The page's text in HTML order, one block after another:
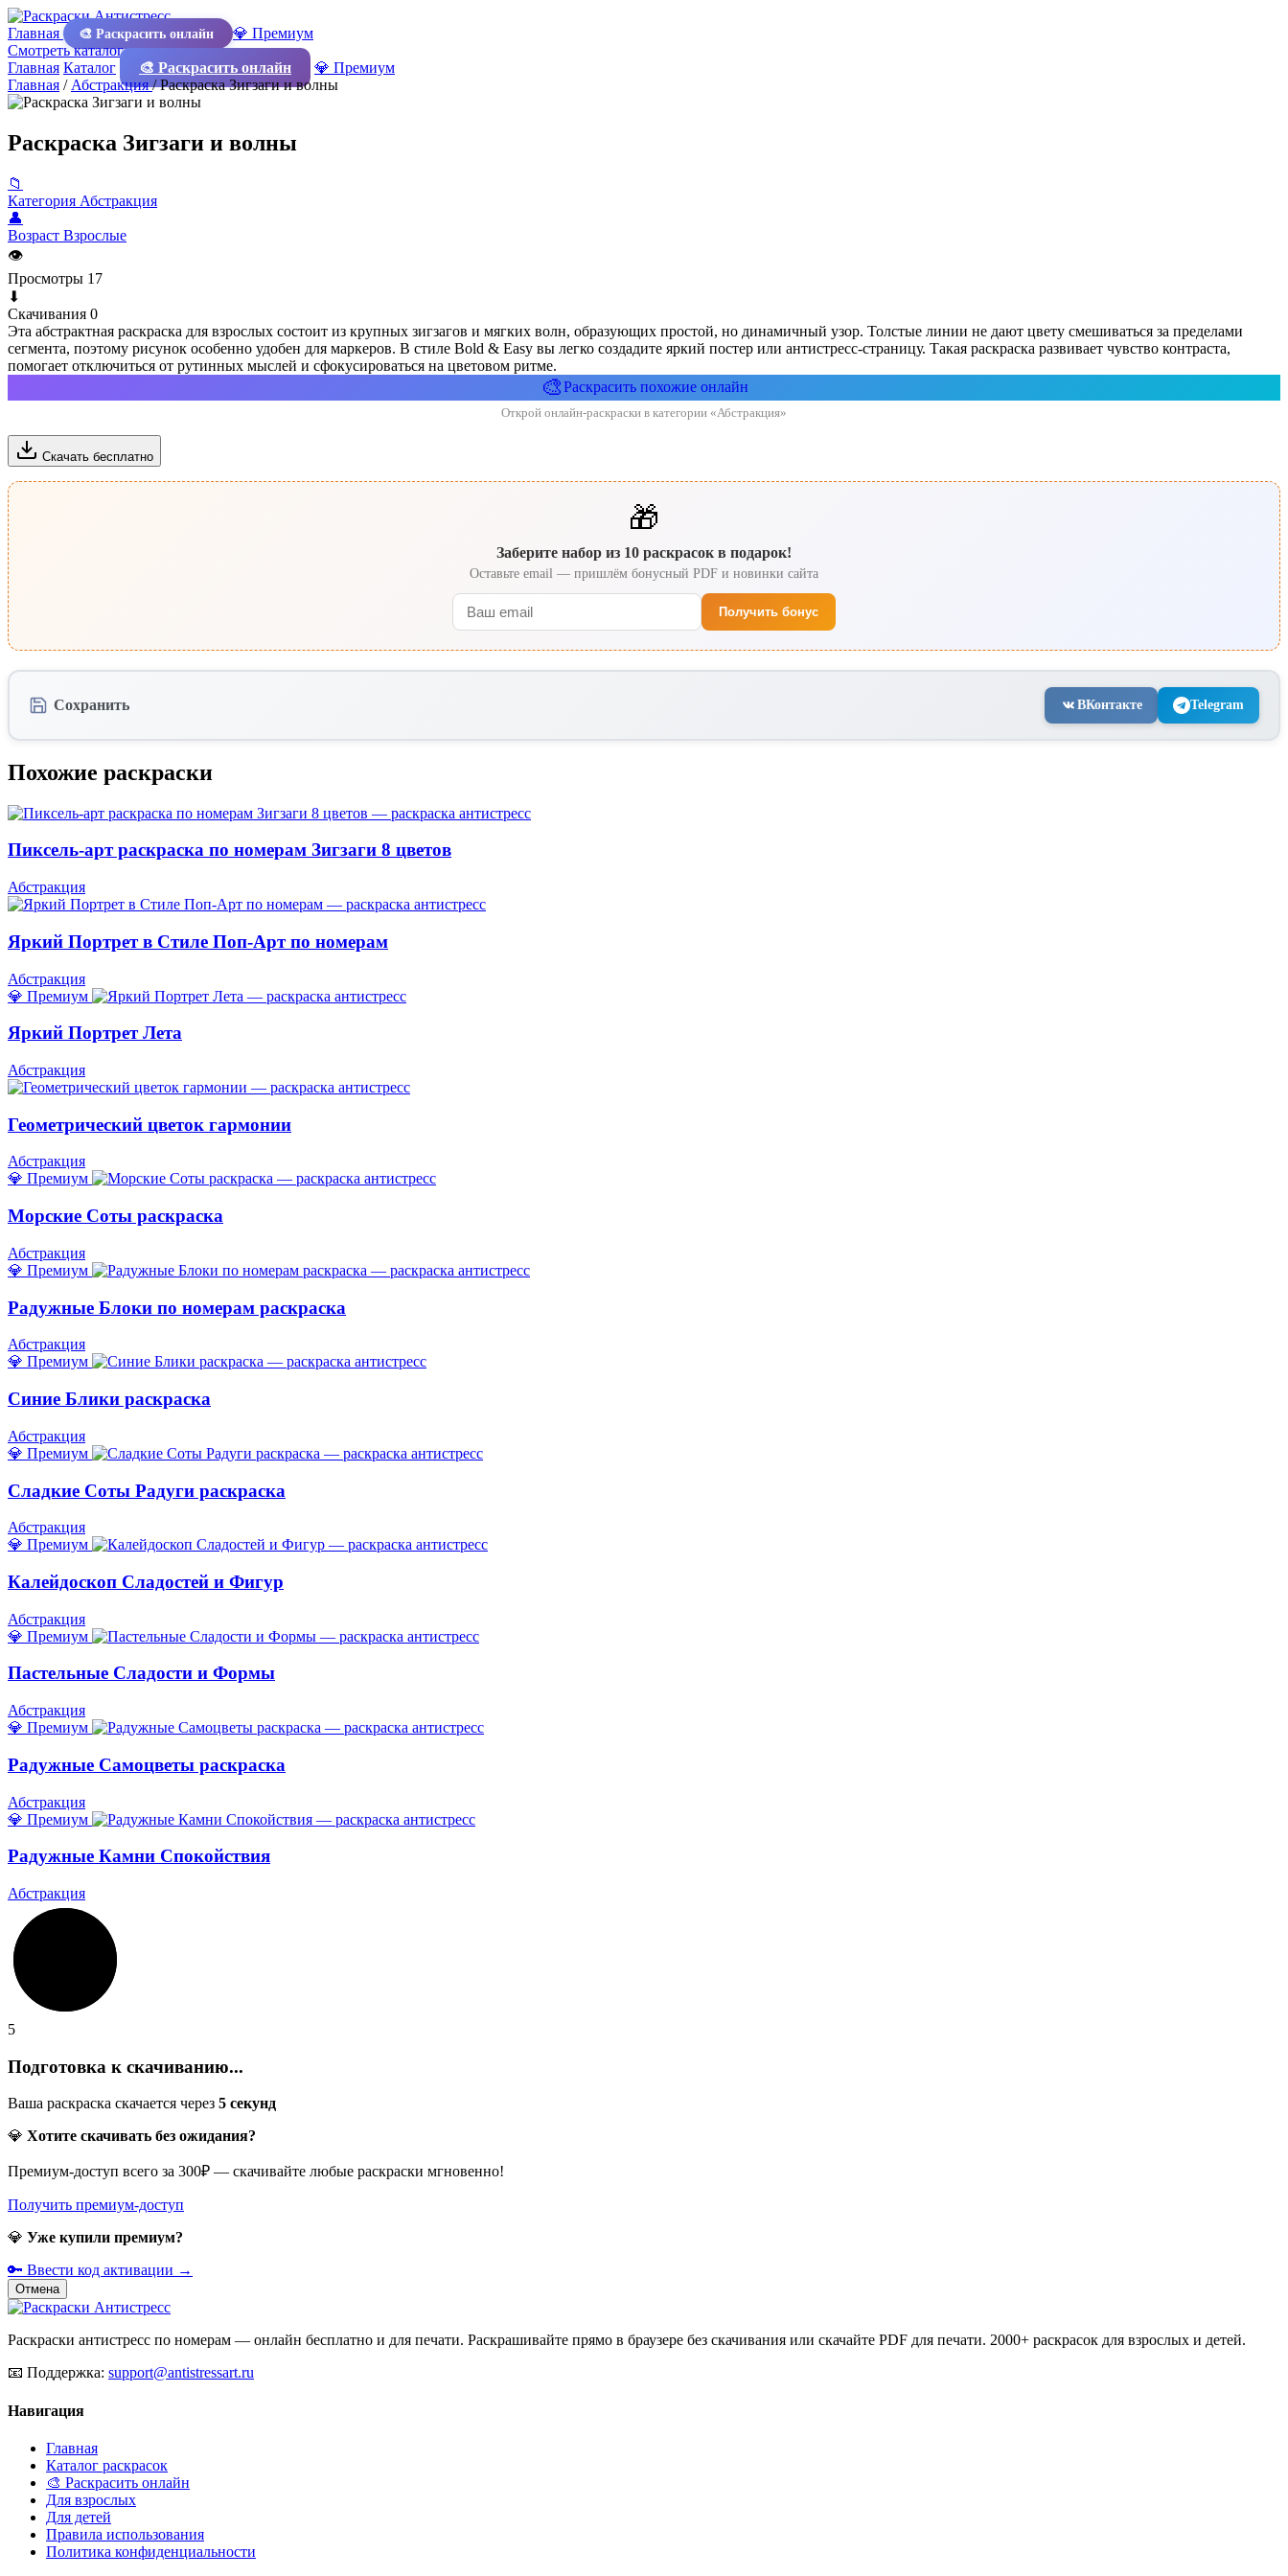
Главная 🎨 Раскрасить онлайн
💎 Премиум
Смотреть каталог
Главная Каталог 🎨 Раскрасить онлайн
💎 Премиум
Главная / Абстракция/Раскраска Зигзаги и волны
Раскраска Зигзаги и волны
📁
Категория Абстракция
👤
Возраст Взрослые
👁
Просмотры 17
⬇
Скачивания 0
Эта абстрактная раскраска для взрослых состоит из крупных зигзагов и мягких волн, образующих простой, но динамичный узор. Толстые линии не дают цвету смешиваться за пределами
сегмента, поэтому рисунок особенно удобен для маркеров. В стиле Bold & Easy вы легко создадите яркий постер или антистресс-страницу. Такая раскраска развивает чувство контраста,
помогает отключиться от рутинных мыслей и сфокусироваться на цветовом ритме.
🎨Раскрасить похожие онлайн
Открой онлайн-раскраски в категории «Абстракция»
Скачать бесплатно
🎁
Заберите набор из 10 раскрасок в подарок!
Оставьте email — пришлём бонусный PDF и новинки сайта
Получить бонус
Сохранить ВКонтакте Telegram
Похожие раскраски
Пиксель-арт раскраска по номерам Зигзаги 8 цветов
Абстракция
Яркий Портрет в Стиле Поп-Арт по номерам
Абстракция
💎 Премиум
Яркий Портрет Лета
Абстракция
Геометрический цветок гармонии
Абстракция
💎 Премиум
Морские Соты раскраска
Абстракция
💎 Премиум
Радужные Блоки по номерам раскраска
Абстракция
💎 Премиум
Синие Блики раскраска
Абстракция
💎 Премиум
Сладкие Соты Радуги раскраска
Абстракция
💎 Премиум
Калейдоскоп Сладостей и Фигур
Абстракция
💎 Премиум
Пастельные Сладости и Формы
Абстракция
💎 Премиум
Радужные Самоцветы раскраска
Абстракция
💎 Премиум
Радужные Камни Спокойствия
Абстракция
5
Подготовка к скачиванию...
Ваша раскраска скачается через 5 секунд
💎 Хотите скачивать без ожидания?
Премиум-доступ всего за 300₽ — скачивайте любые раскраски мгновенно!
Получить премиум-доступ
💎 Уже купили премиум?
🔑 Ввести код активации →
Отмена
Раскраски антистресс по номерам — онлайн бесплатно и для печати. Раскрашивайте прямо в браузере без скачивания или скачайте PDF для печати. 2000+ раскрасок для взрослых и детей.
📧 Поддержка: support@antistressart.ru
Навигация
Главная
Каталог раскрасок
🎨 Раскрасить онлайн
Для взрослых
Для детей
Правила использования
Политика конфиденциальности